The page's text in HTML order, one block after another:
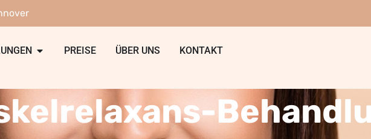
PREISE ÜBER UNS KONTAKT